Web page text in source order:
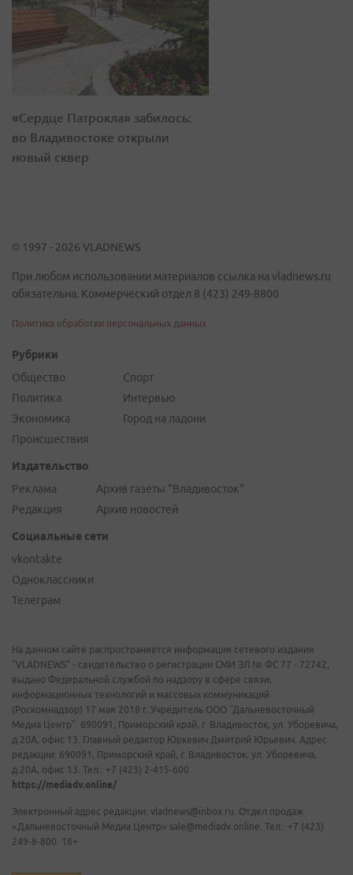
«Сердце Патрокла» забилось:
во Владивостоке открыли
новый сквер
© 1997 - 2026 VLADNEWS
При любом использовании материалов ссылка на vladnews.ru
обязательна. Коммерческий отдел 8 (423) 249-8800
Политика обработки персональных данных
Рубрики
Общество
Политика
Экономика
Происшествия
Спорт
Интервью
Город на ладони
Издательство
Реклама
Редакция
Архив газеты "Владивосток"
Архив новостей
Социальные сети
vkontakte
Одноклассники
Телеграм
На данном сайте распространяется информация сетевого издания
"VLADNEWS" - свидетельство о регистрации СМИ ЭЛ № ФС 77 - 72742,
выдано Федеральной службой по надзору в сфере связи,
информационных технологий и массовых коммуникаций
(Роскомнадзор) 17 мая 2018 г. Учредитель ООО "Дальневосточный
Медиа Центр". 690091, Приморский край, г. Владивосток, ул. Уборевича,
д.20А, офис 13. Главный редактор Юркевич Дмитрий Юрьевич. Адрес
редакции: 690091, Приморский край, г. Владивосток, ул. Уборевича,
д.20А, офис 13. Тел.: +7 (423) 2-415-600.
https://mediadv.online/
Электронный адрес редакции: vladnews@inbox.ru. Отдел продаж
«Дальневосточный Медиа Центр» sale@mediadv.online. Тел.: +7 (423)
249-8-800. 18+